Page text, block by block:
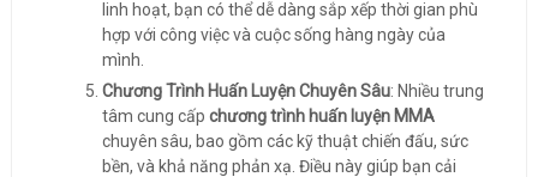
linh hoạt, bạn có thể dễ dàng sắp xếp thời gian phù
hợp với công việc và cuộc sống hàng ngày của
mình.
Chương Trình Huấn Luyện Chuyên Sâu: Nhiều trung
tâm cung cấp chương trình huấn luyện MMA
chuyên sâu, bao gồm các kỹ thuật chiến đấu, sức
bền, và khả năng phản xạ. Điều này giúp bạn cải